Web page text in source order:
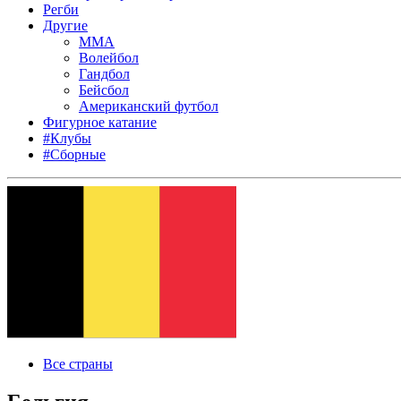
Регби
Другие
MMA
Волейбол
Гандбол
Бейсбол
Американский футбол
Фигурное катание
#Клубы
#Сборные
Все страны